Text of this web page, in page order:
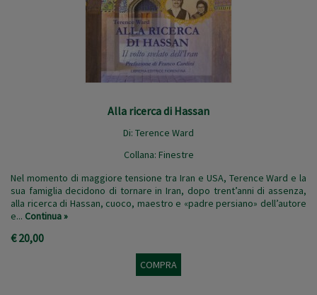
Alla ricerca di Hassan
Di: Terence Ward
Collana: Finestre
Nel momento di maggiore tensione tra Iran e USA, Terence Ward e la
sua famiglia decidono di tornare in Iran, dopo trent’anni di assenza,
alla ricerca di Hassan, cuoco, maestro e «padre persiano» dell’autore
e... Continua »
€ 20,00
COMPRA